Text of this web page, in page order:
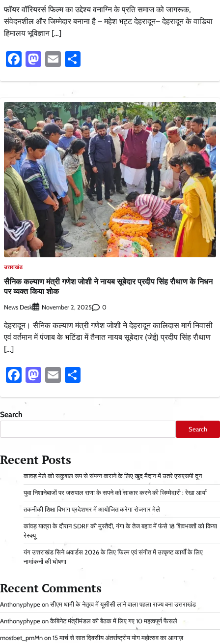
फॉयर वॉरियरर्स फिल्म का उद्देश्य वनाग्नि के प्रति समाज को जागरूक,
संवेदनशील और जिम्मेदार बनाना है – महेश भट्ट देहरादून– देहरादून के वाडिया
हिमालय भूविज्ञान […]
Facebook
Mastodon
Email
उत्तराखंड
सैनिक कल्याण मंत्री गणेश जोशी ने नायब सूबेदार प्रदीप सिंह रौथाण के निधन
पर व्यक्त किया शोक
News Desk November 2, 2025 0
देहरादून। सैनिक कल्याण मंत्री गणेश जोशी ने देहरादून कालिदास मार्ग निवासी
एवं वर्तमान में पंजाब के भटिंडा में तैनात नायब सूबेदार (जेई) प्रदीप सिंह रौथाण
[…]
Facebook
Mastodon
Email
Search
Search
Recent Posts
कावड़ मेले को सकुशल रूप से संपन्न कराने के लिए खुद मैदान में उतरे एसएसपी दून
युवा निशानेबाजों पर जसपाल राणा के सपने को साकार करने की जिम्मेदारी : रेखा आर्या
तकनीकी शिक्षा विभाग प्रदेशभर में आयोजित करेगा रोजगार मेले
कांवड़ यात्रा के दौरान SDRF की मुस्तैदी, गंगा के तेज बहाव में फंसे 18 शिवभक्तों को किया
रेस्क्यू
यंग उत्तराखंड सिने अवार्डस 2026 के लिए फिल्म एवं संगीत में उत्कृष्ट कार्यों के लिए
नामांकनों की घोषणा
Recent Comments
Anthonyphype onसीएम धामी के नेतृत्व में यूसीसी लाने वाला पहला राज्य बना उत्तराखंड
Anthonyphype onकैबिनेट मंत्रीमंडल की बैठक में लिए गए 10 महत्वपूर्ण फैसले
mostbet_pmMn on 15 मार्च से सात दिवसीय अंतर्राष्ट्रीय योग महोत्सव का आगाज़